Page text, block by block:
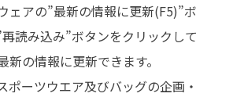
ェアの”最新の情報に更新(F5)”ボ
読み込み”ボタンをクリックして
新の情報に更新できます。
ーツウエア及びバッグの企画・